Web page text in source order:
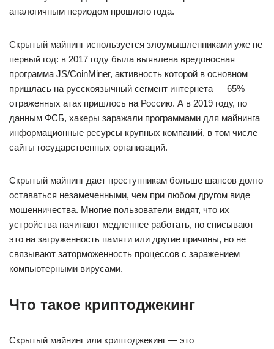
аналогичным периодом прошлого года.
Скрытый майнинг используется злоумышленниками уже не
первый год: в 2017 году была выявлена вредоносная
программа JS/CoinMiner, активность которой в основном
пришлась на русскоязычный сегмент интернета — 65%
отраженных атак пришлось на Россию. А в 2019 году, по
данным ФСБ, хакеры заражали программами для майнинга
информационные ресурсы крупных компаний, в том числе
сайты государственных организаций.
Скрытый майнинг дает преступникам больше шансов долго
оставаться незамеченными, чем при любом другом виде
мошенничества. Многие пользователи видят, что их
устройства начинают медленнее работать, но списывают
это на загруженность памяти или другие причины, но не
связывают заторможенность процессов с заражением
компьютерными вирусами.
Что такое криптоджекинг
Скрытый майнинг или криптоджекинг — это